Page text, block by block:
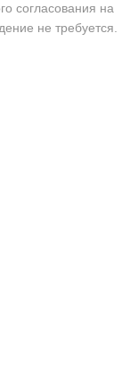
согласования на
не требуется.